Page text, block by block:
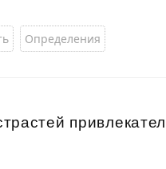
Определения